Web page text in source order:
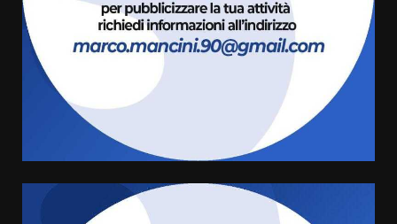
8 Agosto 2026 07:15
“I Contestatori: Musica di
Rivoluzione”: nuovo
appuntamento con “Fasano in
Banda”
amarezza per esclusione dal
campionato di calcio”